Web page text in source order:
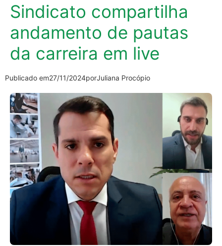
Sindicato compartilha
andamento de pautas
da carreira em live
Publicado em27/11/2024porJuliana Procópio